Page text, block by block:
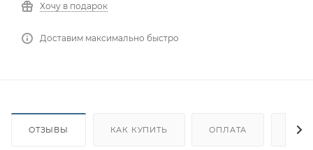
Хочу в подарок
Доставим максимально быстро
ОТЗЫВЫ КАК КУПИТЬ ОПЛАТА